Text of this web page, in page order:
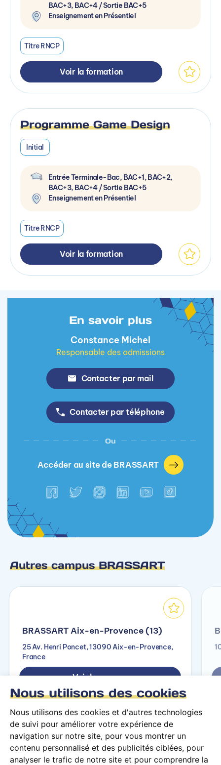
Nous utilisons des cookies
Nous utilisons des cookies et d'autres technologies
de suivi pour améliorer votre expérience de
navigation sur notre site, pour vous montrer un
contenu personnalisé et des publicités ciblées, pour
analyser le trafic de notre site et pour comprendre la
BAC+3, BAC+4 / Sortie BAC+5
Enseignement en Présentiel
Titre RNCP
Voir la formation
Programme Game Design
Initial
Entrée Terminale-Bac, BAC+1, BAC+2,
BAC+3, BAC+4 / Sortie BAC+5
Enseignement en Présentiel
Titre RNCP
Voir la formation
En savoir plus
Constance Michel
Responsable des admissions
Contacter par mail
Contacter par téléphone
Ou
Accéder au site de BRASSART
Autres campus BRASSART
BRASSART Aix-en-Provence (13)
25 Av. Henri Poncet, 13090 Aix-en-Provence,
France
Voir le campus